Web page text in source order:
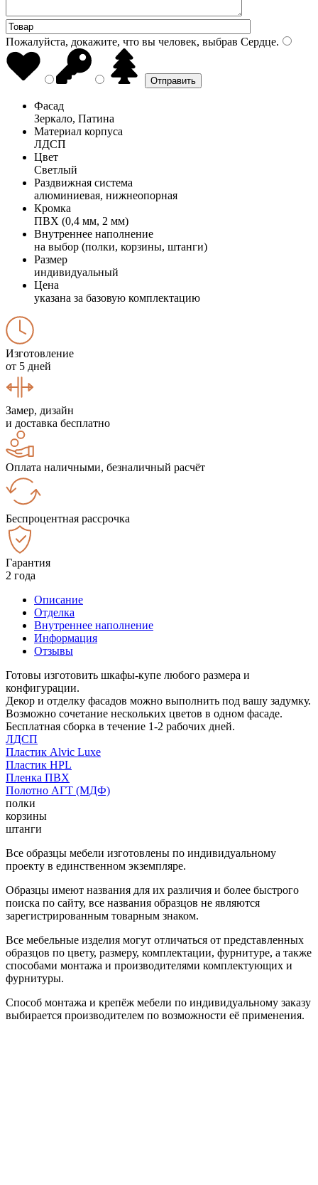
Пожалуйста, докажите, что вы человек, выбрав Сердце.
Фасад
Зеркало, Патина
Материал корпуса
ЛДСП
Цвет
Светлый
Раздвижная система
алюминиевая, нижнеопорная
Кромка
ПВХ (0,4 мм, 2 мм)
Внутреннее наполнение
на выбор (полки, корзины, штанги)
Размер
индивидуальный
Цена
указана за базовую комплектацию
Изготовление
от 5 дней
Замер, дизайн
и доставка бесплатно
Оплата наличными, безналичный расчёт
Беспроцентная рассрочка
Гарантия
2 года
Описание
Отделка
Внутреннее наполнение
Информация
Отзывы
Готовы изготовить шкафы-купе любого размера и
конфигурации.
Декор и отделку фасадов можно выполнить под вашу задумку.
Возможно сочетание нескольких цветов в одном фасаде.
Бесплатная сборка в течение 1-2 рабочих дней.
ЛДСП
Пластик Alvic Luxe
Пластик HPL
Пленка ПВХ
Полотно АГТ (МДФ)
полки
корзины
штанги
Все образцы мебели изготовлены по индивидуальному
проекту в единственном экземпляре.
Образцы имеют названия для их различия и более быстрого
поиска по сайту, все названия образцов не являются
зарегистрированным товарным знаком.
Все мебельные изделия могут отличаться от представленных
образцов по цвету, размеру, комплектации, фурнитуре, а также
способами монтажа и производителями комплектующих и
фурнитуры.
Способ монтажа и крепёж мебели по индивидуальному заказу
выбирается производителем по возможности её применения.